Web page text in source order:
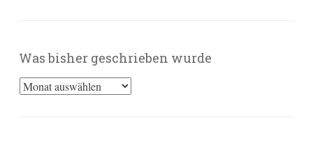
Was bisher geschrieben wurde
Was